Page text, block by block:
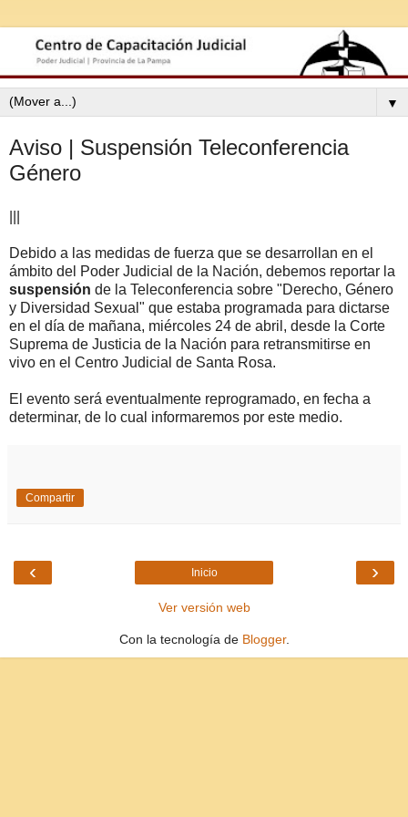
▼
Aviso | Suspensión Teleconferencia
Género
Debido a las medidas de fuerza que se desarrollan en el
ámbito del Poder Judicial de la Nación, debemos reportar la
suspensión de la Teleconferencia sobre "Derecho, Género
y Diversidad Sexual" que estaba programada para dictarse
en el día de mañana, miércoles 24 de abril, desde la Corte
Suprema de Justicia de la Nación para retransmitirse en
vivo en el Centro Judicial de Santa Rosa.
El evento será eventualmente reprogramado, en fecha a
determinar, de lo cual informaremos por este medio.
Compartir
‹ ›
Inicio
Ver versión web
Con la tecnología de Blogger.